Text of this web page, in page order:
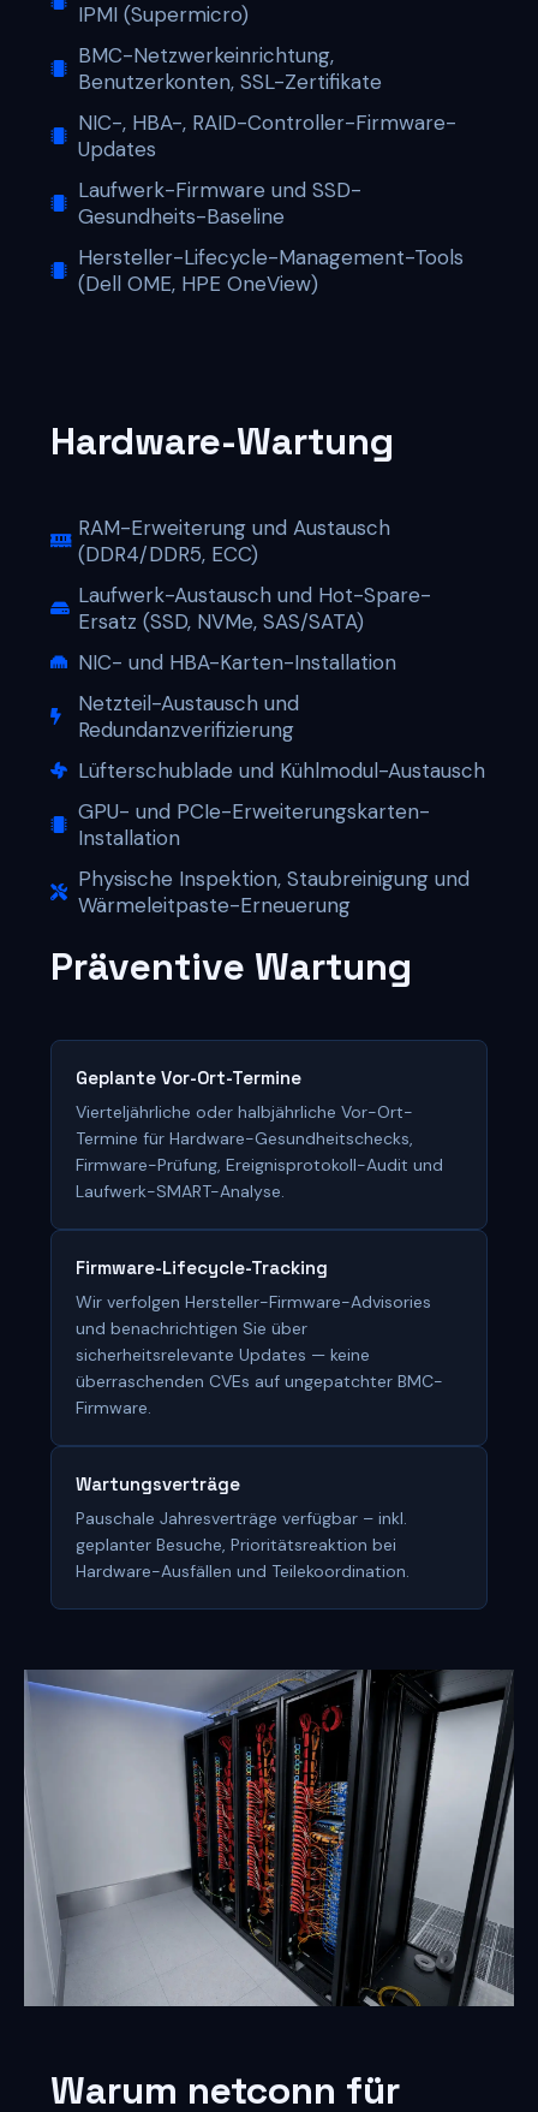
IPMI (Supermicro)
BMC-Netzwerkeinrichtung,
Benutzerkonten, SSL-Zertifikate
NIC-, HBA-, RAID-Controller-Firmware-
Updates
Laufwerk-Firmware und SSD-
Gesundheits-Baseline
Hersteller-Lifecycle-Management-Tools
(Dell OME, HPE OneView)
Hardware-Wartung
RAM-Erweiterung und Austausch
(DDR4/DDR5, ECC)
Laufwerk-Austausch und Hot-Spare-
Ersatz (SSD, NVMe, SAS/SATA)
NIC- und HBA-Karten-Installation
Netzteil-Austausch und
Redundanzverifizierung
Lüfterschublade und Kühlmodul-Austausch
GPU- und PCIe-Erweiterungskarten-
Installation
Physische Inspektion, Staubreinigung und
Wärmeleitpaste-Erneuerung
Präventive Wartung
Geplante Vor-Ort-Termine
Vierteljährliche oder halbjährliche Vor-Ort-
Termine für Hardware-Gesundheitschecks,
Firmware-Prüfung, Ereignisprotokoll-Audit und
Laufwerk-SMART-Analyse.
Firmware-Lifecycle-Tracking
Wir verfolgen Hersteller-Firmware-Advisories
und benachrichtigen Sie über
sicherheitsrelevante Updates — keine
überraschenden CVEs auf ungepatchter BMC-
Firmware.
Wartungsverträge
Pauschale Jahresverträge verfügbar – inkl.
geplanter Besuche, Prioritätsreaktion bei
Hardware-Ausfällen und Teilekoordination.
Warum netconn für